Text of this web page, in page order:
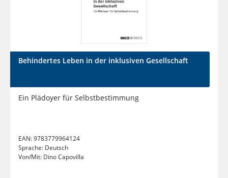
Behindertes Leben in der inklusiven Gesellschaft
Ein Plädoyer für Selbstbestimmung
EAN:9783779964124
Sprache: Deutsch
Von/Mit: Dino Capovilla